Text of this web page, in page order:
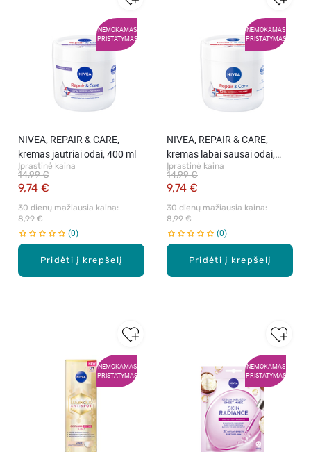
NEMOKAMAS
PRISTATYMAS
Pridėti į krepšelį
NIVEA, REPAIR & CARE,
kremas jautriai odai, 400 ml
Įprastinė kaina
9,74 €
14,99 €
30 dienų mažiausia kaina:
8,99 €
0
NEMOKAMAS
PRISTATYMAS
Pridėti į krepšelį
NIVEA, REPAIR & CARE,
kremas labai sausai odai,
400 ml
Įprastinė kaina
9,74 €
14,99 €
30 dienų mažiausia kaina:
8,99 €
0
NEMOKAMAS
PRISTATYMAS
NEMOKAMAS
PRISTATYMAS